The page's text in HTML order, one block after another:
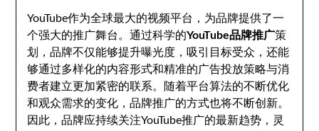
YouTube作为全球最大的视频平台，为品牌提供了一
个强大的推广舞台。通过科学的YouTube品牌推广策
划，品牌不仅能够提升曝光度，吸引目标受众，还能
够通过多样化的内容形式和精准的广告投放策略与消
费者建立更加紧密的联系。随着平台算法的不断优化
和观众需求的变化，品牌推广的方式也将不断创新。
因此，品牌应持续关注YouTube推广的最新趋势，灵